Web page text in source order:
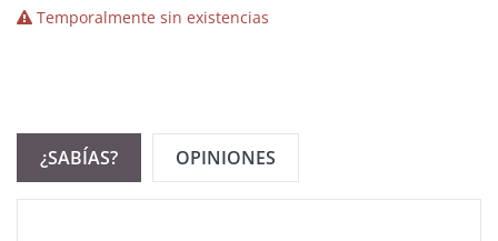
Temporalmente sin existencias
¿SABÍAS? OPINIONES